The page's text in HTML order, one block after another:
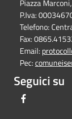
Piazza
P.Iva:
Telefono:
Fax:
Email:
Pec:
Seguici su